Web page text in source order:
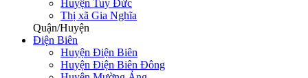
Huyện Tuy Đức
Thị xã Gia Nghĩa
Quận/Huyện
Điện Biên
Huyện Điện Biên
Huyện Điện Biên Đông